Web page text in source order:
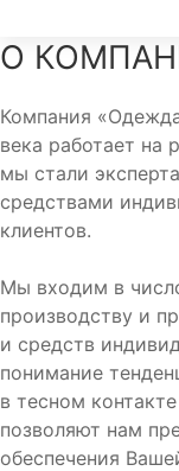
О
Компания
века работает на
мы стали
средствами
клиентов.
Мы входим в
производству и
и средств
понимание
в тесном
позволяют нам
обеспечения